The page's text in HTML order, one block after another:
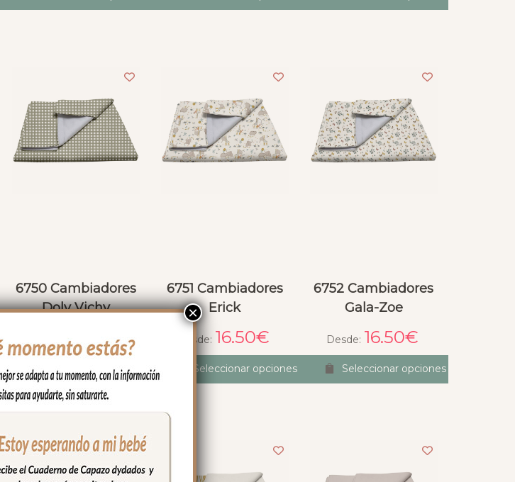
6750 Cambiadores
Doly Vichy
16.50
Seleccionar opciones
6751 Cambiadores
Erick
Desde: 16.50€
Seleccionar opciones
6752 Cambiadores
Gala-Zoe
Desde: 16.50€
Seleccionar opciones
×